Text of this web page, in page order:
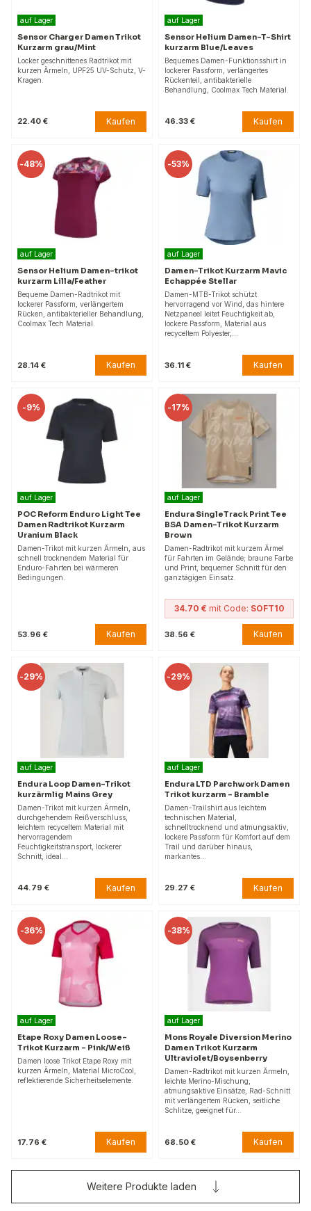
auf Lager
Sensor Charger Damen Trikot
Kurzarm grau/Mint
Locker geschnittenes Radtrikot mit
kurzen Ärmeln, UPF25 UV-Schutz, V-
Kragen.
22.40 € Kaufen
auf Lager
Sensor Helium Damen-T-Shirt
kurzarm Blue/Leaves
Bequemes Damen-Funktionsshirt in
lockerer Passform, verlängertes
Rückenteil, antibakterielle
Behandlung, Coolmax Tech Material.
46.33 € Kaufen
-48%
auf Lager
Sensor Helium Damen-trikot
kurzarm Lilla/Feather
Bequeme Damen-Radtrikot mit
lockerer Passform, verlängertem
Rücken, antibakterieller Behandlung,
Coolmax Tech Material.
28.14 € Kaufen
-53%
auf Lager
Damen-Trikot Kurzarm Mavic
Echappée Stellar
Damen-MTB-Trikot schützt
hervorragend vor Wind, das hintere
Netzpaneel leitet Feuchtigkeit ab,
lockere Passform, Material aus
recyceltem Polyester,…
36.11 € Kaufen
-9%
auf Lager
POC Reform Enduro Light Tee
Damen Radtrikot Kurzarm
Uranium Black
Damen-Trikot mit kurzen Ärmeln, aus
schnell trocknendem Material für
Enduro-Fahrten bei wärmeren
Bedingungen.
53.96 € Kaufen
-17%
auf Lager
Endura SingleTrack Print Tee
BSA Damen-Trikot Kurzarm
Brown
Damen-Radtrikot mit kurzem Ärmel
für Fahrten im Gelände; braune Farbe
und Print, bequemer Schnitt für den
ganztägigen Einsatz.
34.70 € mit Code: SOFT10
38.56 € Kaufen
-29%
auf Lager
Endura Loop Damen-Trikot
kurzärmlig Mains Grey
Damen-Trikot mit kurzen Ärmeln,
durchgehendem Reißverschluss,
leichtem recyceltem Material mit
hervorragendem
Feuchtigkeitstransport, lockerer
Schnitt, ideal…
44.79 € Kaufen
-29%
auf Lager
Endura LTD Parchwork Damen
Trikot kurzarm – Bramble
Damen-Trailshirt aus leichtem
technischen Material,
schnelltrocknend und atmungsaktiv,
lockere Passform für Komfort auf dem
Trail und darüber hinaus,
markantes…
29.27 € Kaufen
-36%
auf Lager
Etape Roxy Damen Loose-
Trikot Kurzarm – Pink/Weiß
Damen loose Trikot Etape Roxy mit
kurzen Ärmeln, Material MicroCool,
reflektierende Sicherheitselemente.
17.76 € Kaufen
-38%
auf Lager
Mons Royale Diversion Merino
Damen Trikot Kurzarm
Ultraviolet/Boysenberry
Damen-Radtrikot mit kurzen Ärmeln,
leichte Merino-Mischung,
atmungsaktive Einsätze, Rad-Schnitt
mit verlängertem Rücken, seitliche
Schlitze, geeignet für…
68.50 € Kaufen
Weitere Produkte laden